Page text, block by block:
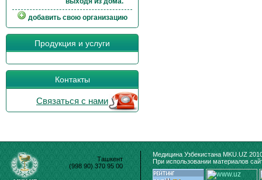
добавить свою организацию
Продукция и услуги
Контакты
Связаться с нами
Ташкент
(998 90) 370 95 00
Медицина Узбекистана MKU.UZ
При использовании материалов